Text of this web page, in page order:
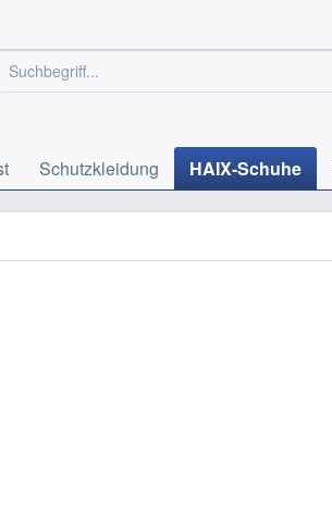
Schutzkleidung HAIX-Schuhe